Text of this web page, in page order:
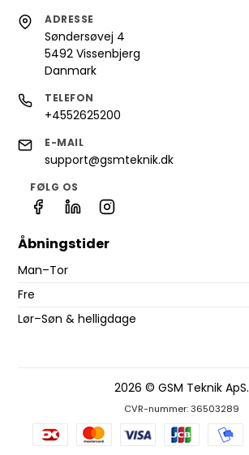
ADRESSE
Søndersøvej 4
5492 Vissenbjerg
Danmark
TELEFON
+4552625200
E-MAIL
support@gsmteknik.dk
FØLG OS
Åbningstider
Man–Tor
Fre
Lør–Søn & helligdage
2026 © GSM Teknik ApS.
CVR-nummer: 36503289